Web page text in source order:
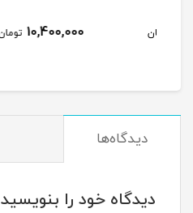
10,400,000 تومان
دیدگاه‌ها
دیدگاه خود را بنویسید